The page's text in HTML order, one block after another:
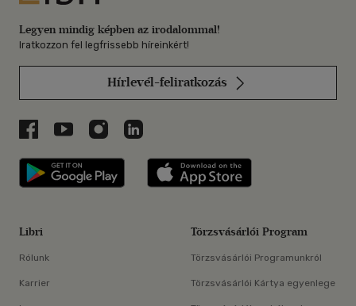
Legyen mindig képben az irodalommal!
Iratkozzon fel legfrissebb híreinkért!
Hírlevél-feliratkozás
Libri a Facebookon
Libri a Youtube-on
Libri az Instagramon
Libri a LinkedInen
Libri applikáció Szerezd meg: Google
Libri
Rólunk
Karrier
Törzsvásárlói Program
Törzsvásárlói Programunkról
Törzsvásárlói Kártya egyenlege